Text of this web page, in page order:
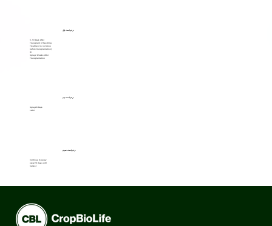
درخواست اول
5- 10 Days After
Transplant (if Seedling
Treatment is not done
before transplantation)
Or
Spray 2 Weeks After
Transplantation
درخواست دوم
Spray 28 Days
Later
درخواست سوم
Continue to spray
every 28 days until
harvest